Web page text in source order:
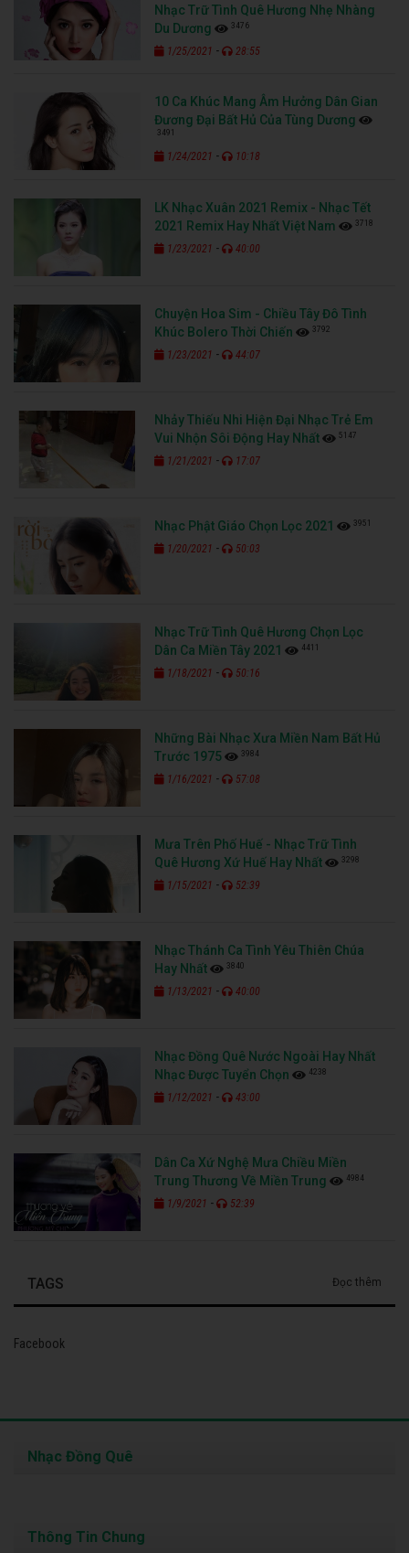
Nhạc Trữ Tình Quê Hương Nhẹ Nhàng
Du Dương
3476
1/25/2021 - 28:55
10 Ca Khúc Mang Âm Hưởng Dân Gian
Đương Đại Bất Hủ Của Tùng Dương
3491
1/24/2021 - 10:18
LK Nhạc Xuân 2021 Remix - Nhạc Tết
2021 Remix Hay Nhất Việt Nam
3718
1/23/2021 - 40:00
Chuyện Hoa Sim - Chiều Tây Đô Tình
Khúc Bolero Thời Chiến
3792
1/23/2021 - 44:07
Nhảy Thiếu Nhi Hiện Đại Nhạc Trẻ Em
Vui Nhộn Sôi Động Hay Nhất
5147
1/21/2021 - 17:07
Nhạc Phật Giáo Chọn Lọc 2021 3951
1/20/2021 - 50:03
Nhạc Trữ Tình Quê Hương Chọn Lọc
Dân Ca Miền Tây 2021
4411
1/18/2021 - 50:16
Những Bài Nhạc Xưa Miền Nam Bất Hủ
Trước 1975
3984
1/16/2021 - 57:08
Mưa Trên Phố Huế - Nhạc Trữ Tình
Quê Hương Xứ Huế Hay Nhất
3298
1/15/2021 - 52:39
Nhạc Thánh Ca Tình Yêu Thiên Chúa
Hay Nhất
3840
1/13/2021 - 40:00
Nhạc Đồng Quê Nước Ngoài Hay Nhất
Nhạc Được Tuyển Chọn
4238
1/12/2021 - 43:00
Dân Ca Xứ Nghệ Mưa Chiều Miền
Trung Thương Về Miền Trung
4984
1/9/2021 - 52:39
TAGS Đọc thêm
Facebook
Nhạc Đồng Quê
Thông Tin Chung